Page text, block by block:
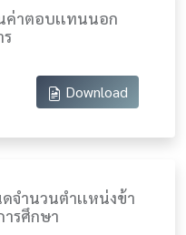
ค่าตอบเเทนนอก
Download
จำนวนตำเเหน่งข้า
ารศึกษา